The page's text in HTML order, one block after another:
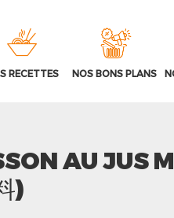
RECETTES NOS BONS PLANS
AU JUS
)